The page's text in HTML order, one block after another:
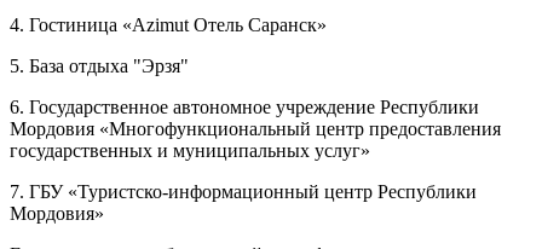
4. Гостиница «Аzimut Отель Саранск»
5. База отдыха "Эрзя"
6. Государственное автономное учреждение Республики
Мордовия «Многофункциональный центр предоставления
государственных и муниципальных услуг»
7. ГБУ «Туристско-информационный центр Республики
Мордовия»